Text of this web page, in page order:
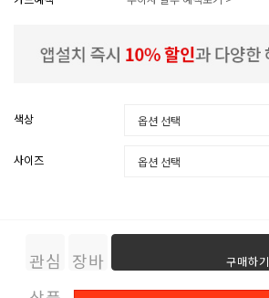
색상
사이즈
관심
장바
구매하기